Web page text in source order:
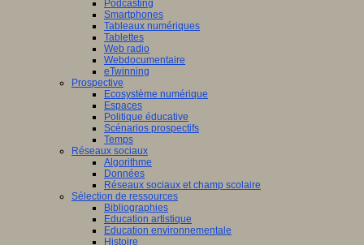
Podcasting
Smartphones
Tableaux numériques
Tablettes
Web radio
Webdocumentaire
eTwinning
Prospective
Ecosystème numérique
Espaces
Politique éducative
Scénarios prospectifs
Temps
Réseaux sociaux
Algorithme
Données
Réseaux sociaux et champ scolaire
Sélection de ressources
Bibliographies
Education artistique
Education environnementale
Histoire